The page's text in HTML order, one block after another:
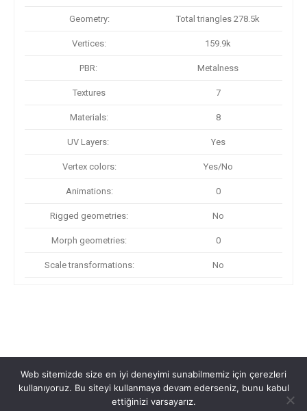
Geometry: Total triangles 278.5k
Vertices: 159.9k
PBR: Metalness
Textures 7
Materials: 8
UV Layers: Yes
Vertex colors: Yes/No
Animations: 0
Rigged geometries: No
Morph geometries: 0
Scale transformations: No
Web sitemizde size en iyi deneyimi sunabilmemiz için çerezleri
kullanıyoruz. Bu siteyi kullanmaya devam ederseniz, bunu kabul
ettiğinizi varsayarız.